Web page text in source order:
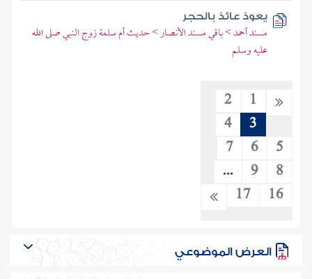
يعوذ عائذ بالحجر
مسند أحمد > باقي مسند الأنصار > حديث أم سلمة زوج النبي صلى الله
عليه وسلم
1
2
3
4
5
6
7
8
9
...
16
17
العرض الموضوعي